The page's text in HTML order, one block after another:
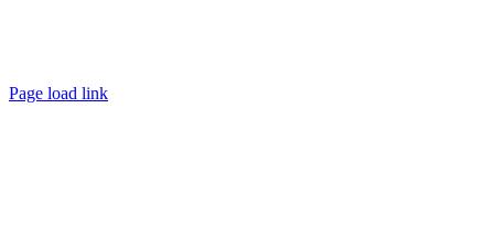
Page load link